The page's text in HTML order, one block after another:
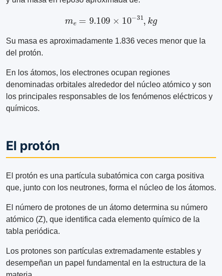
9.109 10 −31 kg
Su masa es aproximadamente 1.836 veces menor que la
del protón.
En los átomos, los electrones ocupan regiones
denominadas orbitales alrededor del núcleo atómico y son
los principales responsables de los fenómenos eléctricos y
químicos.
El protón
El protón es una partícula subatómica con carga positiva
que, junto con los neutrones, forma el núcleo de los átomos.
El número de protones de un átomo determina su número
atómico (Z), que identifica cada elemento químico de la
tabla periódica.
Los protones son partículas extremadamente estables y
desempeñan un papel fundamental en la estructura de la